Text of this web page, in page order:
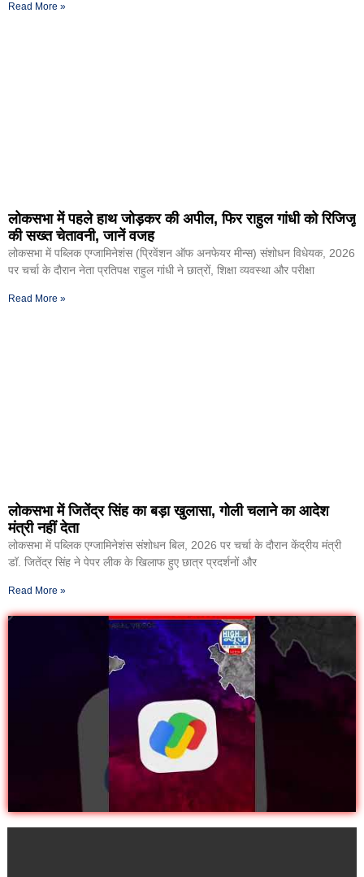
Read More »
लोकसभा में पहले हाथ जोड़कर की अपील, फिर राहुल गांधी को रिजिजू
की सख्त चेतावनी, जानें वजह
लोकसभा में पब्लिक एग्जामिनेशंस (प्रिवेंशन ऑफ अनफेयर मीन्स) संशोधन विधेयक, 2026
पर चर्चा के दौरान नेता प्रतिपक्ष राहुल गांधी ने छात्रों, शिक्षा व्यवस्था और परीक्षा
Read More »
लोकसभा में जितेंद्र सिंह का बड़ा खुलासा, गोली चलाने का आदेश
मंत्री नहीं देता
लोकसभा में पब्लिक एग्जामिनेशंस संशोधन बिल, 2026 पर चर्चा के दौरान केंद्रीय मंत्री
डॉ. जितेंद्र सिंह ने पेपर लीक के खिलाफ हुए छात्र प्रदर्शनों और
Read More »